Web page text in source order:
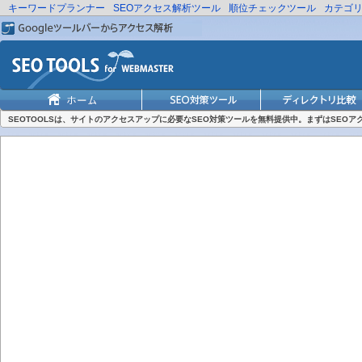
キーワードプランナー SEOアクセス解析ツール 順位チェックツール カテゴ
SEOTOOLSは、サイトのアクセスアップに必要なSEO対策ツールを無料提供中。まずはSEOア